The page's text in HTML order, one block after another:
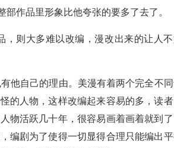
作品里形象比他夸张的要多了去了。
，则大多难以改编，漫改出来的让人
他自己的理由。美漫有着两个完全不
的人物，这样改编起来容易的多，读
物活跃几十年，很容易画着画着就到
编剧为了使得一切显得合理只能编出